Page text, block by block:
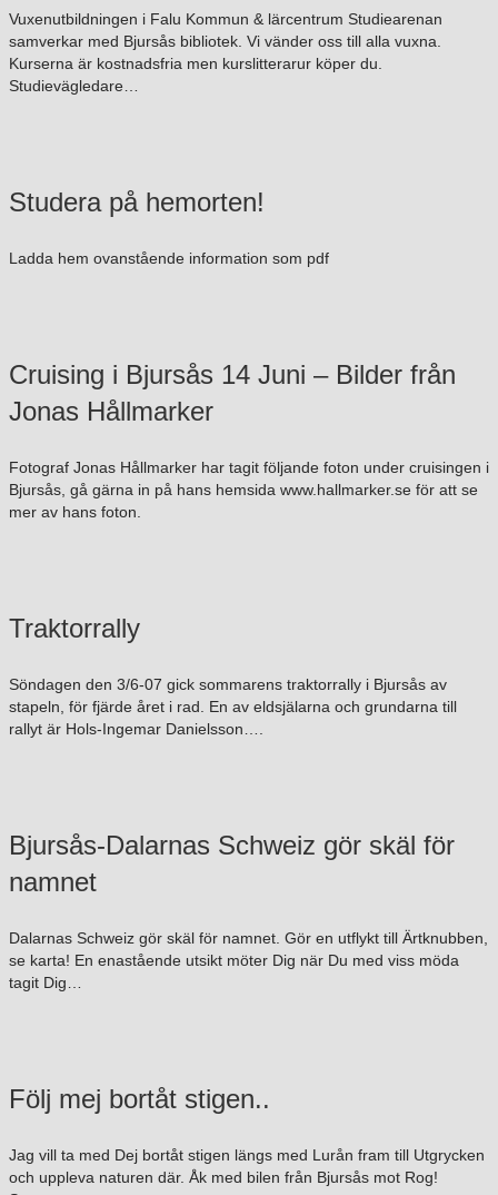
Vuxenutbildningen i Falu Kommun & lärcentrum Studiearenan
samverkar med Bjursås bibliotek. Vi vänder oss till alla vuxna.
Kurserna är kostnadsfria men kurslitterarur köper du.
Studievägledare…
Studera på hemorten!
Ladda hem ovanstående information som pdf
Cruising i Bjursås 14 Juni – Bilder från
Jonas Hållmarker
Fotograf Jonas Hållmarker har tagit följande foton under cruisingen i
Bjursås, gå gärna in på hans hemsida www.hallmarker.se för att se
mer av hans foton.
Traktorrally
Söndagen den 3/6-07 gick sommarens traktorrally i Bjursås av
stapeln, för fjärde året i rad. En av eldsjälarna och grundarna till
rallyt är Hols-Ingemar Danielsson….
Bjursås-Dalarnas Schweiz gör skäl för
namnet
Dalarnas Schweiz gör skäl för namnet. Gör en utflykt till Ärtknubben,
se karta! En enastående utsikt möter Dig när Du med viss möda
tagit Dig…
Följ mej bortåt stigen..
Jag vill ta med Dej bortåt stigen längs med Lurån fram till Utgrycken
och uppleva naturen där. Åk med bilen från Bjursås mot Rog!